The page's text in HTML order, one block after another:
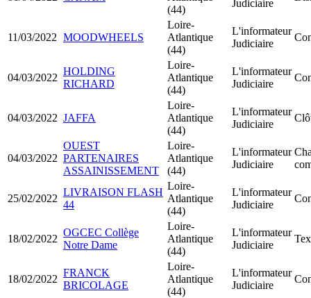
(44)
Judiciaire
11/03/2022 MOODWHEELS
Loire-
Atlantique
(44)
L'informateur
Judiciaire
04/03/2022
HOLDING
RICHARD
Loire-
Atlantique
(44)
L'informateur
Judiciaire
04/03/2022 JAFFA
Loire-
Atlantique
(44)
L'informateur
Judiciaire
04/03/2022
OUEST
PARTENAIRES
ASSAINISSEMENT
Loire-
Atlantique
(44)
L'informateur
Judiciaire
25/02/2022
LIVRAISON FLASH
44
Loire-
Atlantique
(44)
L'informateur
Judiciaire
18/02/2022
OGCEC Collège
Notre Dame
Loire-
Atlantique
(44)
L'informateur
Judiciaire
18/02/2022
FRANCK
BRICOLAGE
Loire-
Atlantique
(44)
L'informateur
Judiciaire